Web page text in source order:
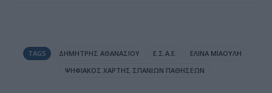
TAGS ΔΗΜΉΤΡΗΣ ΑΘΑΝΑΣΊΟΥ Ε.Σ.Α.Ε.
ΕΛΊΝΑ ΜΙΑΟΎΛΗ
ΨΗΦΙΑΚΌΣ ΧΆΡΤΗΣ ΣΠΆΝΙΩΝ ΠΑΘΉΣΕΩΝ